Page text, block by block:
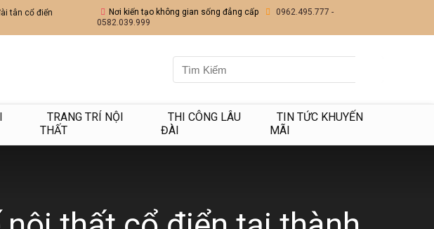
tân cổ điển
Nơi kiến tạo không gian sống đẳng cấp
0962.495.777 -
0582.039.999
TRANG TRÍ NỘI
THẤT
THI CÔNG LÂU
ĐÀI
TIN TỨC KHUYẾN
MÃI